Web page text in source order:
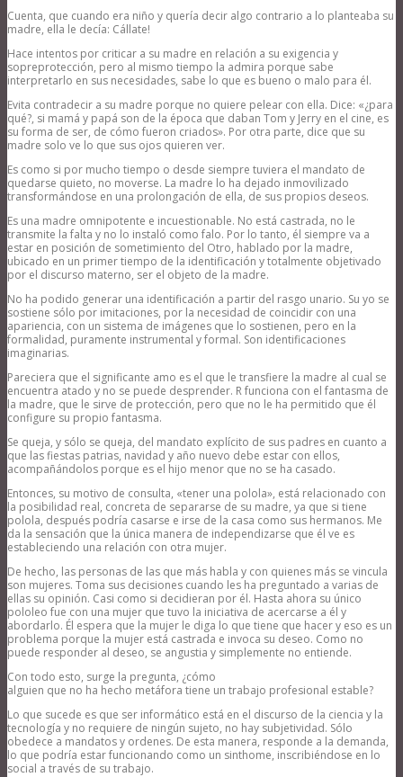
Cuenta, que cuando era niño y quería decir algo contrario a lo planteaba su
madre, ella le decía: Cállate!
Hace intentos por criticar a su madre en relación a su exigencia y
sopreprotección, pero al mismo tiempo la admira porque sabe
interpretarlo en sus necesidades, sabe lo que es bueno o malo para él.
Evita contradecir a su madre porque no quiere pelear con ella. Dice: «¿para
qué?, si mamá y papá son de la época que daban Tom y Jerry en el cine, es
su forma de ser, de cómo fueron criados». Por otra parte, dice que su
madre solo ve lo que sus ojos quieren ver.
Es como si por mucho tiempo o desde siempre tuviera el mandato de
quedarse quieto, no moverse. La madre lo ha dejado inmovilizado
transformándose en una prolongación de ella, de sus propios deseos.
Es una madre omnipotente e incuestionable. No está castrada, no le
transmite la falta y no lo instaló como falo. Por lo tanto, él siempre va a
estar en posición de sometimiento del Otro, hablado por la madre,
ubicado en un primer tiempo de la identificación y totalmente objetivado
por el discurso materno, ser el objeto de la madre.
No ha podido generar una identificación a partir del rasgo unario. Su yo se
sostiene sólo por imitaciones, por la necesidad de coincidir con una
apariencia, con un sistema de imágenes que lo sostienen, pero en la
formalidad, puramente instrumental y formal. Son identificaciones
imaginarias.
Pareciera que el significante amo es el que le transfiere la madre al cual se
encuentra atado y no se puede desprender. R funciona con el fantasma de
la madre, que le sirve de protección, pero que no le ha permitido que él
configure su propio fantasma.
Se queja, y sólo se queja, del mandato explícito de sus padres en cuanto a
que las fiestas patrias, navidad y año nuevo debe estar con ellos,
acompañándolos porque es el hijo menor que no se ha casado.
Entonces, su motivo de consulta, «tener una polola», está relacionado con
la posibilidad real, concreta de separarse de su madre, ya que si tiene
polola, después podría casarse e irse de la casa como sus hermanos. Me
da la sensación que la única manera de independizarse que él ve es
estableciendo una relación con otra mujer.
De hecho, las personas de las que más habla y con quienes más se vincula
son mujeres. Toma sus decisiones cuando les ha preguntado a varias de
ellas su opinión. Casi como si decidieran por él. Hasta ahora su único
pololeo fue con una mujer que tuvo la iniciativa de acercarse a él y
abordarlo. Él espera que la mujer le diga lo que tiene que hacer y eso es un
problema porque la mujer está castrada e invoca su deseo. Como no
puede responder al deseo, se angustia y simplemente no entiende.
Con todo esto, surge la pregunta, ¿cómo
alguien que no ha hecho metáfora tiene un trabajo profesional estable?
Lo que sucede es que ser informático está en el discurso de la ciencia y la
tecnología y no requiere de ningún sujeto, no hay subjetividad. Sólo
obedece a mandatos y ordenes. De esta manera, responde a la demanda,
lo que podría estar funcionando como un sinthome, inscribiéndose en lo
social a través de su trabajo.